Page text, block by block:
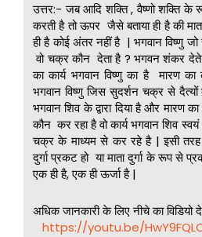
उत्तर:- जब आदि शक्ति , वैष्णो शक्ति
करती है तो ऊपर जैसे बताया ही है की
ही है कोई अंतर नहीं है | भगवान विष्णु
वो चक्र कौन देता है ? भगवन शंकर
का कार्य भगवान विष्णु का है मारण
भगवान विष्णु जिस सुदर्शन चक्र से
भगवान शिव के द्वारा दिया है और मारण
कौन कर रहा है वो कार्य भगवान शिव
चक्र के माध्यम से कर रहे है | इसी तरह
दुर्गा प्रकट हो या माता दुर्गा के रूप से
एक ही है, एक ही ऊर्जा है |
अधिक जानकारी के लिए नीचे का विडियो
https://youtu.be/